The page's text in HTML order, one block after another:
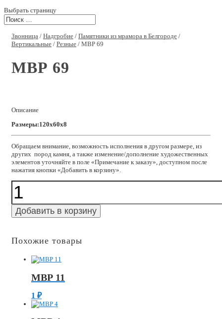
Выбрать страницу
Звонница / Надгробие / Памятники из мрамора в Белгороде /
Вертикальные / Резные / МВР 69
МВР 69
Описание
Размеры:120x60x8
Обращаем внимание, возможность исполнения в другом размере, из
других пород камня, а также изменение/дополнение художественных
элементов уточняйте в поле «Примечание к заказу», доступном после
нажатия кнопки «Добавить в корзину».
Количество
МВР
69
Добавить в корзину
Похожие товары
МВР 11
1 ₽